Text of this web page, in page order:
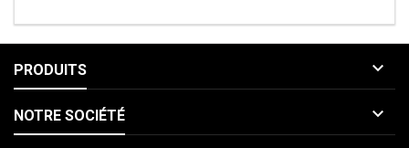
PRODUITS 
NOTRE SOCIÉTÉ 